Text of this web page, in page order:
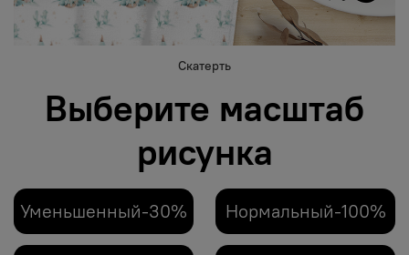
Скатерть
Выберите масштаб
рисунка
Уменьшенный-30% Нормальный-100%